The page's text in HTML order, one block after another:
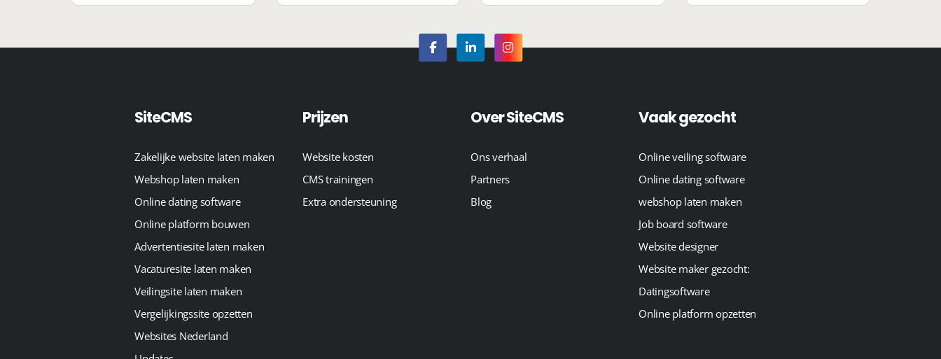
SiteCMS
Zakelijke website laten maken
Webshop laten maken
Online dating software
Online platform bouwen
Advertentiesite laten maken
Vacaturesite laten maken
Veilingsite laten maken
Vergelijkingssite opzetten
Websites Nederland
Prijzen
Website kosten
CMS trainingen
Extra ondersteuning
Over SiteCMS
Ons verhaal
Partners
Blog
Vaak gezocht
Online veiling software
Online dating software
webshop laten maken
Job board software
Website designer
Website maker gezocht:
Datingsoftware
Online platform opzetten